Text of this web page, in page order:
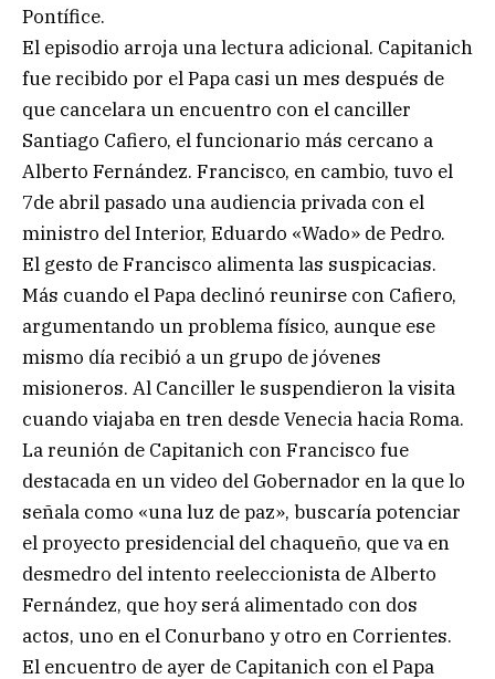
Pontífice.
El episodio arroja una lectura adicional. Capitanich
fue recibido por el Papa casi un mes después de
que cancelara un encuentro con el canciller
Santiago Cafiero, el funcionario más cercano a
Alberto Fernández. Francisco, en cambio, tuvo el
7de abril pasado una audiencia privada con el
ministro del Interior, Eduardo «Wado» de Pedro.
El gesto de Francisco alimenta las suspicacias.
Más cuando el Papa declinó reunirse con Cafiero,
argumentando un problema físico, aunque ese
mismo día recibió a un grupo de jóvenes
misioneros. Al Canciller le suspendieron la visita
cuando viajaba en tren desde Venecia hacia Roma.
La reunión de Capitanich con Francisco fue
destacada en un video del Gobernador en la que lo
señala como «una luz de paz», buscaría potenciar
el proyecto presidencial del chaqueño, que va en
desmedro del intento reeleccionista de Alberto
Fernández, que hoy será alimentado con dos
actos, uno en el Conurbano y otro en Corrientes.
El encuentro de ayer de Capitanich con el Papa